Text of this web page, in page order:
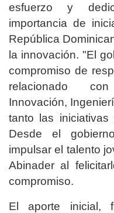
esfuerzo y
importancia de
República
la innovación. "El
compromiso de
relacionado
Innovación,
tanto las
Desde el
impulsar el talento
Abinader al
compromiso.
El aporte inicial,